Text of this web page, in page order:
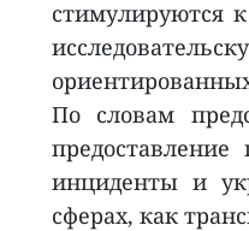
стимулируются
По словам
инциденты и
сферах, как